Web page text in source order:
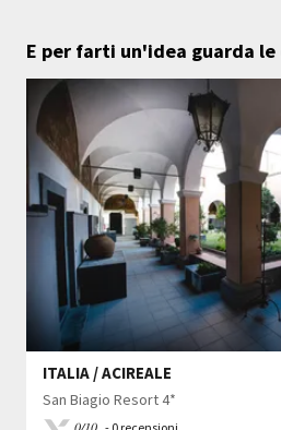
E per farti un'idea guarda
ITALIA / ACIREALE
San Biagio Resort 4*